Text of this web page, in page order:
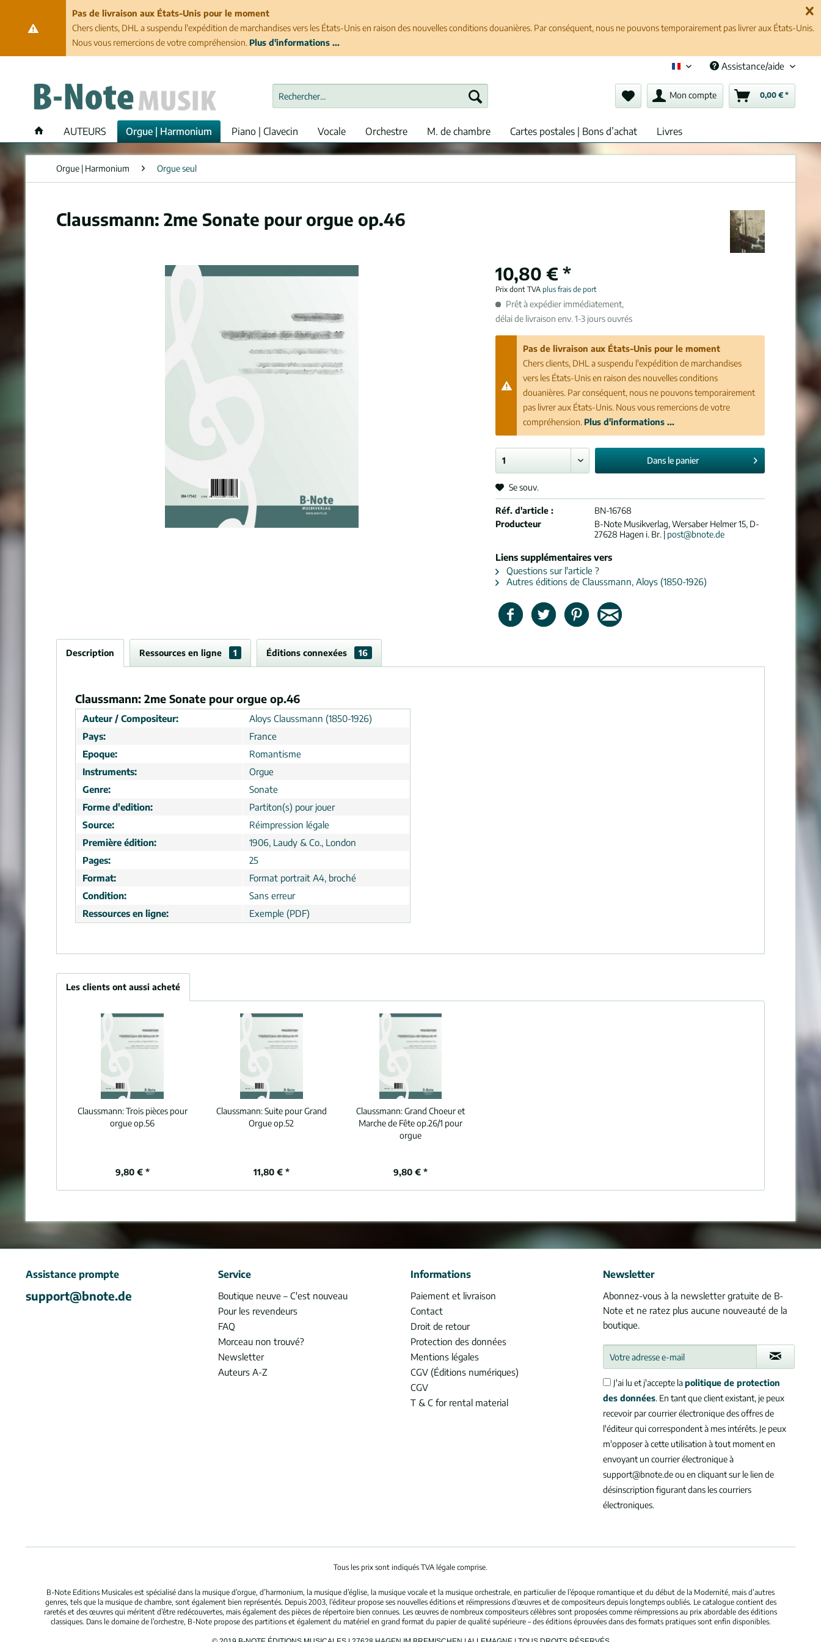
Pas de livraison aux États-Unis pour le moment
Chers clients, DHL a suspendu l'expédition de marchandises vers les États-Unis en raison des nouvelles conditions douanières. Par conséquent, nous ne pouvons temporairement pas livrer aux États-Unis.
Nous vous remercions de votre compréhension. Plus d'informations ...
Français (fr)Assistance/aide
Mon compte 0,00 € *
AUTEURS Orgue | Harmonium Piano | Clavecin Vocale Orchestre M. de chambre Cartes postales | Bons d’achat Livres
Orgue | Harmonium Orgue seul
Claussmann: 2me Sonate pour orgue op.46
10,80 € *
Prix dont TVAplus frais de port
Prêt à expédier immédiatement,
délai de livraison env. 1-3 jours ouvrés
Pas de livraison aux États-Unis pour le moment
Chers clients, DHL a suspendu l'expédition de marchandises
vers les États-Unis en raison des nouvelles conditions
douanières. Par conséquent, nous ne pouvons temporairement
pas livrer aux États-Unis. Nous vous remercions de votre
compréhension. Plus d'informations ...
Dans le panier
Se souv.
Réf. d'article :
BN-16768
Producteur
B-Note Musikverlag, Wersaber Helmer 15, D-
27628 Hagen i. Br. | post@bnote.de
Liens supplémentaires vers
Questions sur l'article ?
Autres éditions de Claussmann, Aloys (1850-1926)
Description Ressources en ligne 1 Éditions connexées 16
Claussmann: 2me Sonate pour orgue op.46
Auteur / Compositeur:
Aloys Claussmann (1850-1926)
Pays:
France
Epoque:
Romantisme
Instruments:
Orgue
Genre:
Sonate
Forme d'edition:
Partiton(s) pour jouer
Source:
Réimpression légale
Première édition:
1906, Laudy & Co., London
Pages:
25
Format:
Format portrait A4, broché
Condition:
Sans erreur
Ressources en ligne:
Exemple (PDF)
Les clients ont aussi acheté
Claussmann:Trois pièces pour
orgue op.56
9,80 € *
Claussmann:Suite pour Grand
Orgue op.52
11,80 € *
Claussmann:Grand Choeur et
Marche de Fête op.26/1 pour
orgue
9,80 € *
Assistance prompte
support@bnote.de
Service
Boutique neuve – C'est nouveau
Pour les revendeurs
FAQ
Morceau non trouvé?
Newsletter
Auteurs A-Z
Informations
Paiement et livraison
Contact
Droit de retour
Protection des données
Mentions légales
CGV (Éditions numériques)
CGV
T & C for rental material
Newsletter
Abonnez-vous à la newsletter gratuite de B-
Note et ne ratez plus aucune nouveauté de la
boutique.
J'ai lu et j'accepte lapolitique de protection
des données. En tant que client existant, je peux
recevoir par courrier électronique des offres de
l'éditeur qui correspondent à mes intérêts. Je peux
m'opposer à cette utilisation à tout moment en
envoyant un courrier électronique à
support@bnote.de ou en cliquant sur le lien de
désinscription figurant dans les courriers
électroniques.
Tous les prix sont indiqués TVA légale comprise.
B-Note Editions Musicales est spécialisé dans la musique d’orgue, d’harmonium, la musique d’église, la musique vocale et la musique orchestrale, en particulier de l’époque romantique et du début de la Modernité, mais d’autres
genres, tels que la musique de chambre, sont également bien représentés. Depuis 2003, l’éditeur propose ses nouvelles éditions et réimpressions d’œuvres et de compositeurs depuis longtemps oubliés. Le catalogue contient des
raretés et des œuvres qui méritent d’être redécouvertes, mais également des pièces de répertoire bien connues. Les œuvres de nombreux compositeurs célèbres sont proposées comme réimpressions au prix abordable des éditions
classiques. Dans le domaine de l’orchestre, B-Note propose des partitions et également du matériel en grand format du papier de qualité supérieure – des éditions éprouvées dans des formats pratiques sont enfin disponibles.